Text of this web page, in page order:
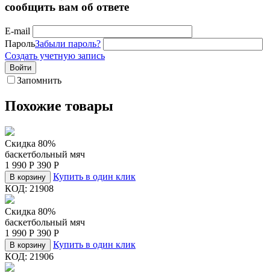
сообщить вам об ответе
E-mail
ПарольЗабыли пароль?
Создать учетную запись
Войти
Запомнить
Похожие товары
Скидка 80%
баскетбольный мяч
1 990 Р 390 Р
В корзину
Купить в один клик
КОД: 21908
Скидка 80%
баскетбольный мяч
1 990 Р 390 Р
В корзину
Купить в один клик
КОД: 21906